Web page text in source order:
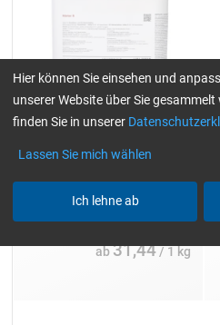
Einzelpackungen:
ab 31,44/ 1 kg
Hier können Sie einsehen und
unserer Website über Sie
finden Sie in unserer
Lassen Sie mich wählen
Ich lehne ab